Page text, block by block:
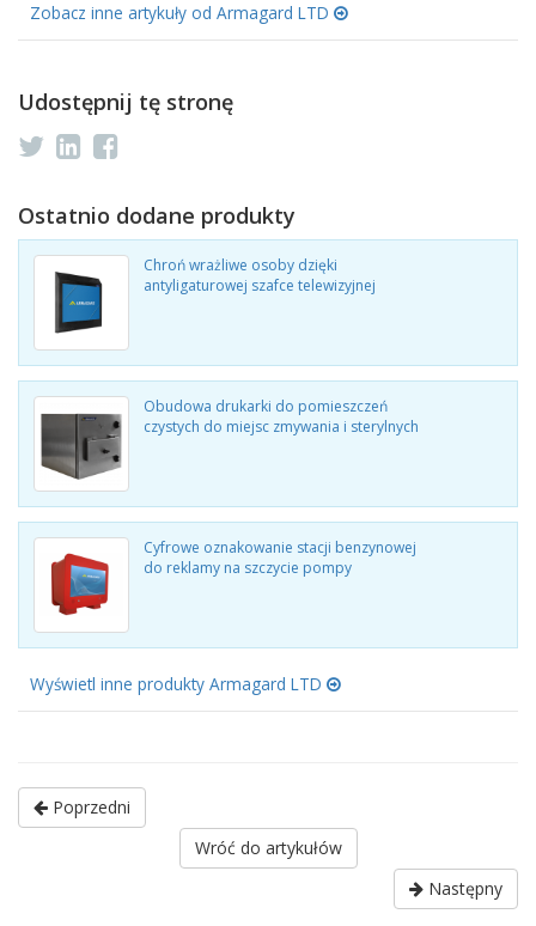
Zobacz inne artykuły od Armagard LTD
Udostępnij tę stronę
Ostatnio dodane produkty
Chroń wrażliwe osoby dzięki
antyligaturowej szafce telewizyjnej
Obudowa drukarki do pomieszczeń
czystych do miejsc zmywania i sterylnych
Cyfrowe oznakowanie stacji benzynowej
do reklamy na szczycie pompy
Wyświetl inne produkty Armagard LTD
Poprzedni
Wróć do artykułów
Następny